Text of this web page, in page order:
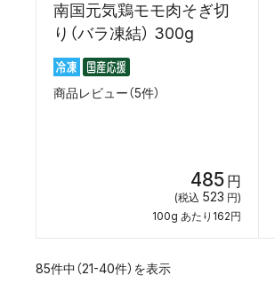
南国元気鶏モモ肉そぎ切
り（バラ凍結） 300g
商品レビュー（5件）
485 円
(税込 523 円)
100g あたり162円
85件中（21-40件）を表示